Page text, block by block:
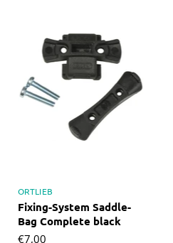
ORTLIEB
Fixing-System Saddle-
Bag Complete black
€7,00